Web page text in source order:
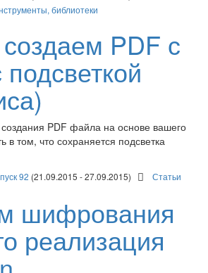
библиотеки
PDF с
PDF файла на основе вашего
в том, что сохраняется подсветка
92 (21.09.2015 - 27.09.2015) Статьи
шифрования
реализация